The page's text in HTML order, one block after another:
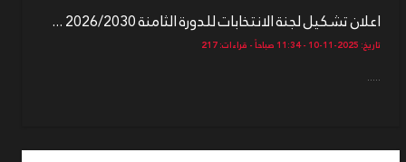
اعلان تشكيل لجنة الانتخابات للدورة الثامنة 2026/2030 ...
تاريخ: 2025-11-10 - 11:34 صباحاً - قراءات: 217
.....